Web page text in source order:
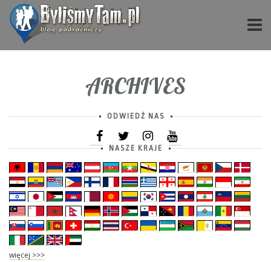
ARCHIVES
ODWIEDŹ NAS
NASZE KRAJE
więcej >>>